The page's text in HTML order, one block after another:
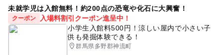
未就学児は入館無料！約200点の恐竜や化石に大興奮！
クーポン
入場料割引クーポン進呈中！
小学生入館料500円！涼しい屋内で小さい子
供も発掘体験できる！
群馬県多野郡神流町